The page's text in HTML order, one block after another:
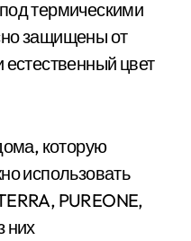
термическими
защищены от
цвет
которую
использовать
PUREONE,
них